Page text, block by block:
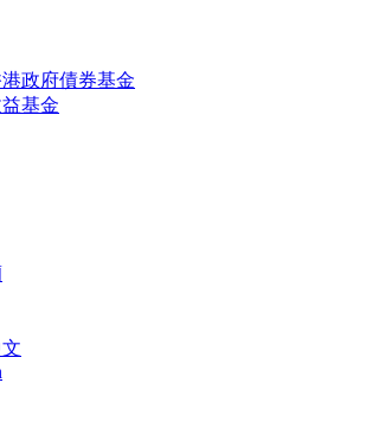
政府債券基金
基金